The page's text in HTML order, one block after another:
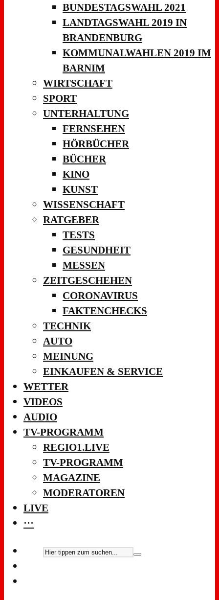
BUNDESTAGSWAHL 2021
LANDTAGSWAHL 2019 IN
BRANDENBURG
KOMMUNALWAHLEN 2019 IM
BARNIM
WIRTSCHAFT
SPORT
UNTERHALTUNG
FERNSEHEN
HÖRBÜCHER
BÜCHER
KINO
KUNST
WISSENSCHAFT
RATGEBER
TESTS
GESUNDHEIT
MESSEN
ZEITGESCHEHEN
CORONAVIRUS
FAKTENCHECKS
TECHNIK
AUTO
MEINUNG
EINKAUFEN & SERVICE
WETTER
VIDEOS
AUDIO
TV-PROGRAMM
REGIO1.LIVE
TV-PROGRAMM
MAGAZINE
MODERATOREN
LIVE
···